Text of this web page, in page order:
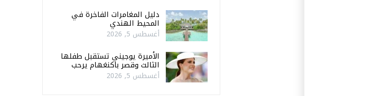
دليل المغامرات الفاخرة في
المحيط الهندي
أغسطس 5, 2026
الأميرة يوجيني تستقبل طفلها
الثالث وقصر باكنغهام يرحب
أغسطس 5, 2026